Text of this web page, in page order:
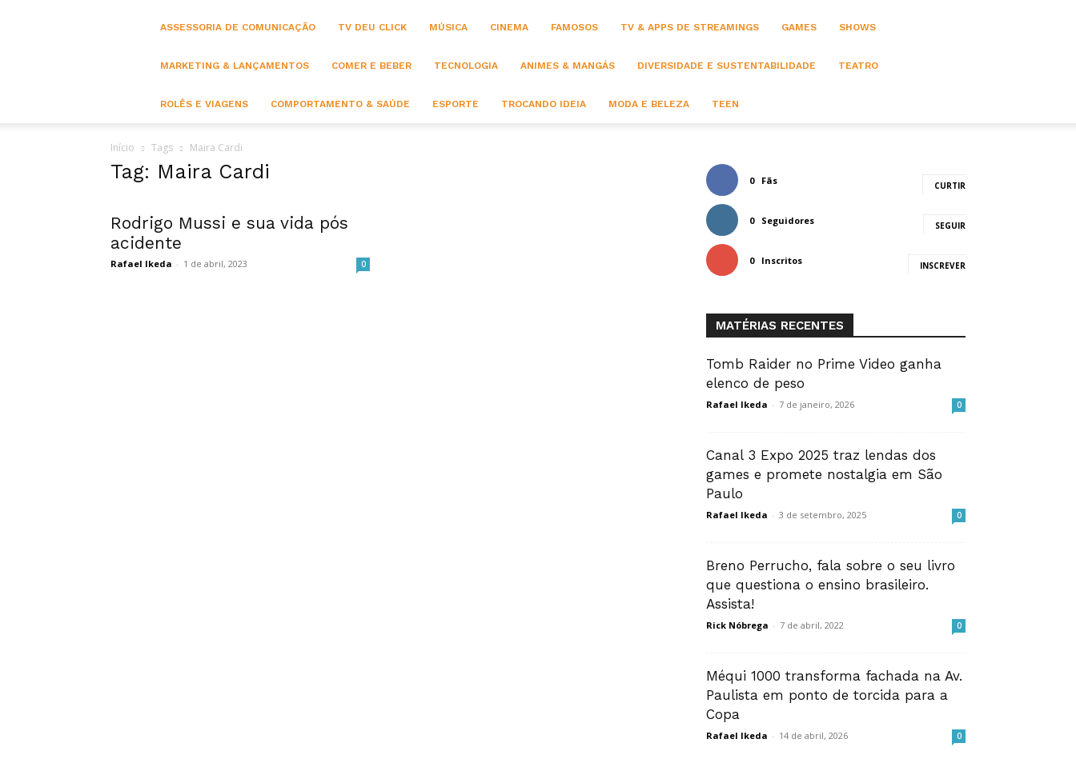
ASSESSORIA DE COMUNICAÇÃO TV DEU CLICK MÚSICA CINEMA FAMOSOS TV & APPS DE STREAMINGS GAMES SHOWS
MARKETING & LANÇAMENTOS COMER E BEBER TECNOLOGIA ANIMES & MANGÁS DIVERSIDADE E SUSTENTABILIDADE TEATRO
ROLÊS E VIAGENS COMPORTAMENTO & SAÚDE ESPORTE TROCANDO IDEIA MODA E BELEZA TEEN
Início Tags Maira Cardi
Tag: Maira Cardi
Rodrigo Mussi e sua vida pós
acidente
Rafael Ikeda - 1 de abril, 2023 0
0 Fãs CURTIR
0 Seguidores SEGUIR
0 Inscritos INSCREVER
MATÉRIAS RECENTES
Tomb Raider no Prime Video ganha
elenco de peso
Rafael Ikeda - 7 de janeiro, 2026 0
Canal 3 Expo 2025 traz lendas dos
games e promete nostalgia em São
Paulo
Rafael Ikeda - 3 de setembro, 2025 0
Breno Perrucho, fala sobre o seu livro
que questiona o ensino brasileiro.
Assista!
Rick Nóbrega - 7 de abril, 2022 0
Méqui 1000 transforma fachada na Av.
Paulista em ponto de torcida para a
Copa
Rafael Ikeda - 14 de abril, 2026 0